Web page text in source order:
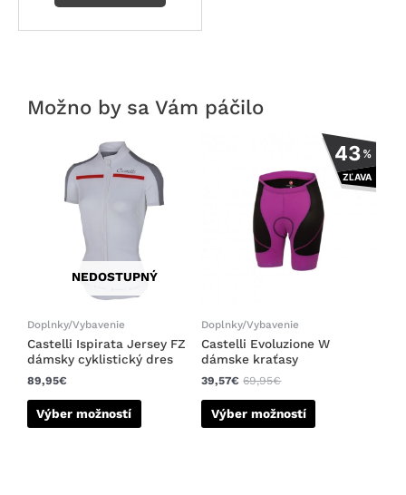
Možno by sa Vám páčilo
NEDOSTUPNÝ
Doplnky/Vybavenie
Castelli Ispirata Jersey FZ
dámsky cyklistický dres
89,95€
Výber možností
produkt
má
viacero
variantov.
Možnosti
si
môžete
stránke
produktu.
43%
ZĽAVA
Doplnky/Vybavenie
Castelli Evoluzione W
dámske kraťasy
39,57€ 69,95€
Výber možností
Tento
produkt
má
viacero
variantov.
Možnosti
si
stránke